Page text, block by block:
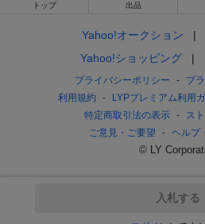
入札する
トップ 出品
Yahoo!オークション
Yahoo!ショッピング
プライバシーポリシー
プ
利用規約
LYPプレミアム利用
特定商取引法の表示
ス
ご意見・ご要望
ヘルプ
© LY